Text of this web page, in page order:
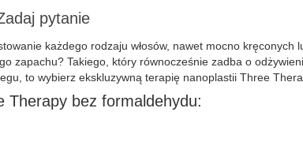
pytanie
każdego rodzaju włosów, nawet mocno
zapachu? Takiego, który równocześnie zadba o
to wybierz ekskluzywną terapię nanoplastii Three
Therapy bez formaldehydu: